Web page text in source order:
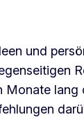
und
Monate